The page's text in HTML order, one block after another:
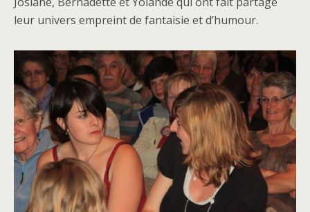
leur univers empreint de fantaisie et d’humour.